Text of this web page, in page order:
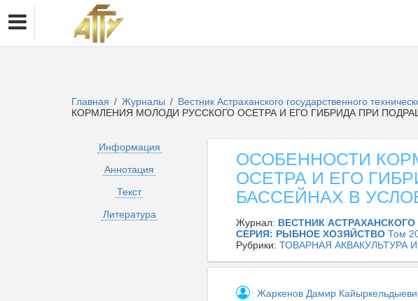
Главная / Журналы / Вестник Астраханского государственного
КОРМЛЕНИЯ МОЛОДИ РУССКОГО ОСЕТРА И ЕГО ГИБРИДА ПРИ
Информация
Аннотация
Текст
Литература
ОСОБЕННОСТИ
ОСЕТРА И ЕГО
БАССЕЙНАХ В
Журнал: ВЕСТНИК
СЕРИЯ: РЫБНОЕ ХОЗЯЙСТВО Том
Рубрики: ТОВАРНАЯ
Жаркенов Дамир